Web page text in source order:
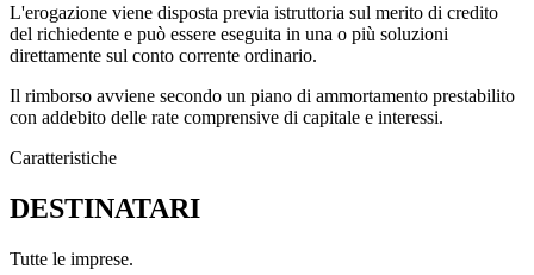
L'erogazione viene disposta previa istruttoria sul merito di credito
del richiedente e può essere eseguita in una o più soluzioni
direttamente sul conto corrente ordinario.
Il rimborso avviene secondo un piano di ammortamento prestabilito
con addebito delle rate comprensive di capitale e interessi.
Caratteristiche
DESTINATARI
Tutte le imprese.